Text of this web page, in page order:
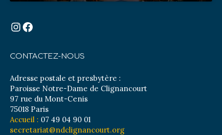
Instagram
Facebook
CONTACTEZ-NOUS
Adresse postale et presbytère :
Paroisse Notre-Dame de Clignancourt
97 rue du Mont-Cenis
75018 Paris
Accueil : 07 49 04 90 01
secretariat@ndclignancourt.org